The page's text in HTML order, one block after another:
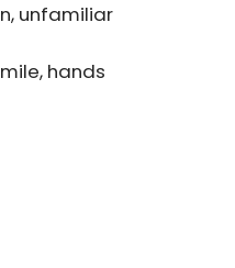
unfamiliar
hands